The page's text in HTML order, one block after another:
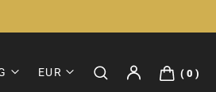
EUR 0